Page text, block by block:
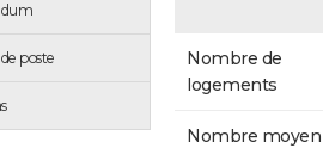
poste
Nombre de
logements
Nombre moyen